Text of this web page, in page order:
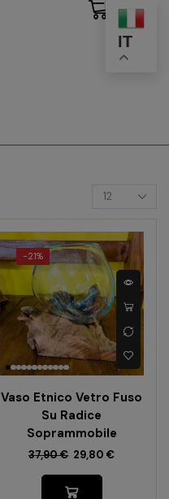
IT
-21%
Vaso Etnico Vetro Fuso
Su Radice
Soprammobile
37,90€ 29,80€